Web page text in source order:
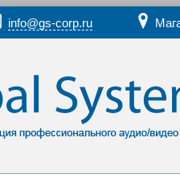
info@gs-corp.ru